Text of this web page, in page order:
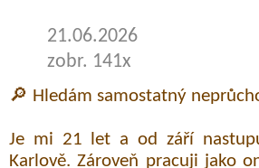
21.06.2026
zobr. 141x
🔎 Hledám samostatný
Je mi 21 let a od září
Karlově. Zároveň pracuji jako